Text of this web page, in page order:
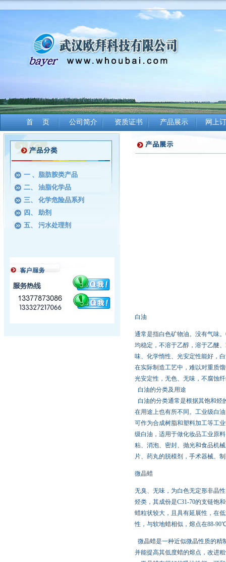
首 页 公司简介 资质证书 产品展示 网上
一 、脂肪胺类产品
二、 油脂化学品
三、 化学危险品系列
四、 助剂
五、 污水处理剂
白油
通常是指白色矿物油。没有气味
均稳定，不溶于乙醇，溶于乙醚
味、化学惰性、光安定性能好，
在实际制造工艺中，难以对重质
光安定性，无色、无味，不腐蚀
白油的分类及用途
白油的分类通常是根据其饱和烃
在用途上也有所不同。工业级白
可作为合成树脂和塑料加工等工
级白油，适用于做化妆品工业原
粘、消泡、密封、抛光和食品机
片、药丸的脱模剂，手术器械、
微晶蜡
无臭、无味，为白色无定形非晶
烃类，其成份是C31-70的支链饱
蜡粒状较大，且具有延展性，在
性，与软地蜡相似，熔点在88-
微晶蜡是一种近似微晶性质的精
并能提高其低度蜡的熔点，改进